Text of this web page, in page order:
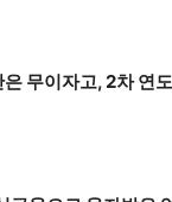
무이자고, 2차 연